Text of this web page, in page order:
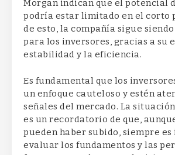
Morgan indican que el potencial
podría estar limitado en el corto
de esto, la compañía sigue
para los inversores, gracias a su
estabilidad y la eficiencia.
Es fundamental que los
un enfoque cauteloso y estén
señales del mercado. La
es un recordatorio de que,
pueden haber subido, siempre
evaluar los fundamentos y las